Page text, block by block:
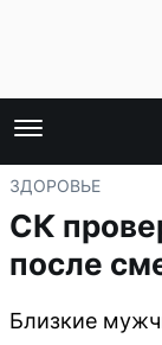
ЗДОРОВЬЕ
СК
после
Близкие